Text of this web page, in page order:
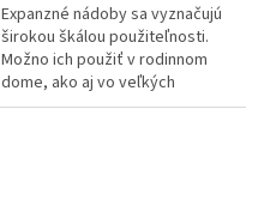
Expanzné nádoby sa vyznačujú
širokou škálou použiteľnosti.
Možno ich použiť v rodinnom
dome, ako aj vo veľkých
budovách. Nádoby sa dodávajú